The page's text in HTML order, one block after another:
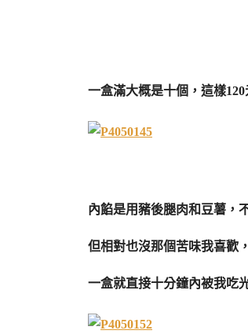
一盒滿大概是十個，這樣
內餡是用豬後腿肉和豆薯，
但相對也沒那個苦味我喜歡
一盒就直接十分鐘內被我吃